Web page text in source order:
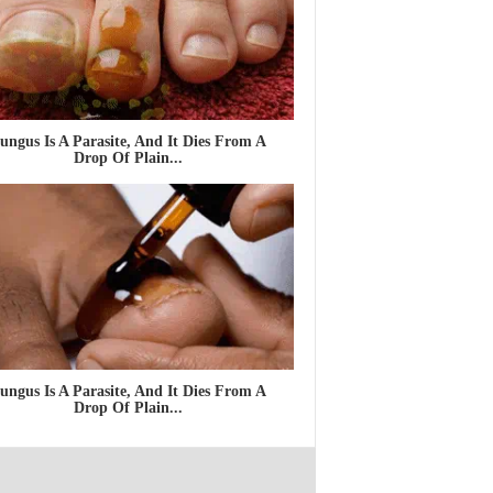
Is A Parasite, And It Dies From A
Drop Of Plain...
Is A Parasite, And It Dies From A
Drop Of Plain...